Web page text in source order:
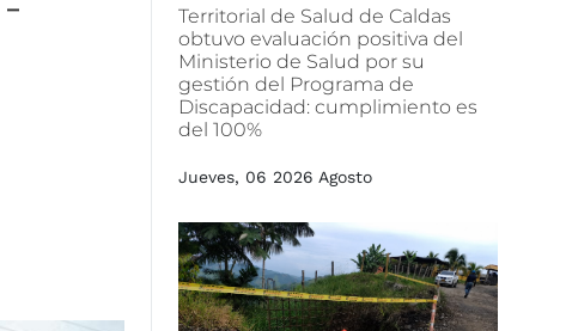
–
Territorial de Salud de Caldas
obtuvo evaluación positiva del
Ministerio de Salud por su
gestión del Programa de
Discapacidad: cumplimiento es
del 100%
Jueves, 06 2026 Agosto